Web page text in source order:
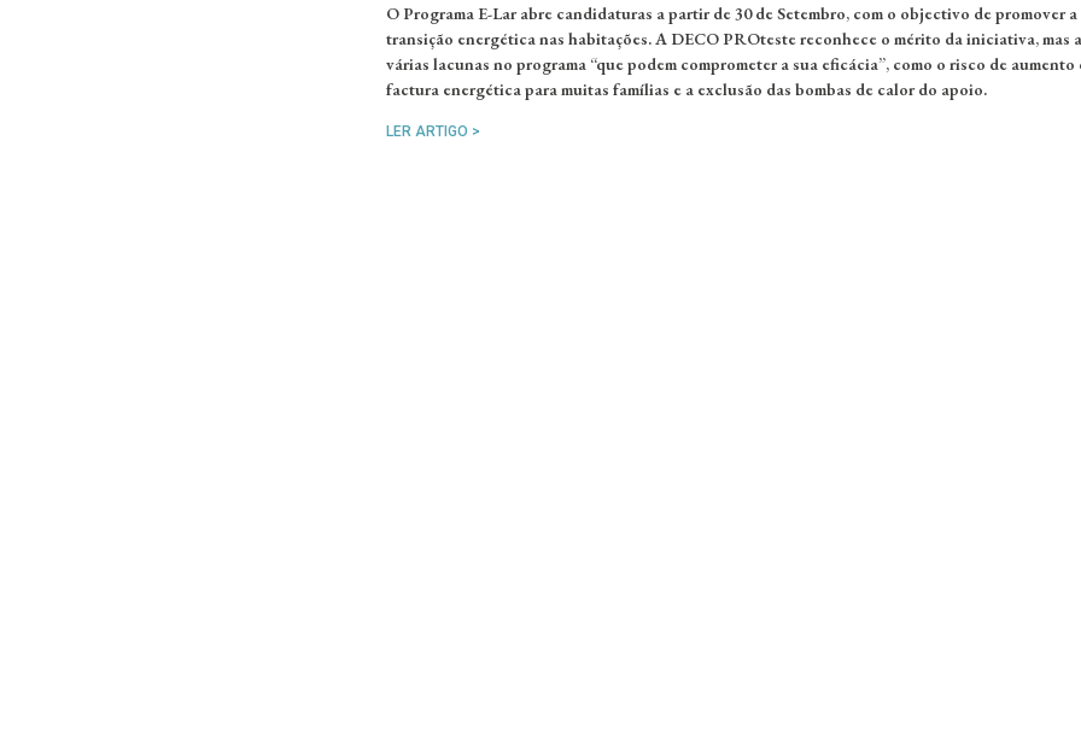
O Programa E-Lar abre candidaturas a partir de 30 de Setembro, com o objectivo de promover a
transição energética nas habitações. A DECO PROteste reconhece o mérito da iniciativa, mas
várias lacunas no programa “que podem comprometer a sua eficácia”, como o risco de aumento
factura energética para muitas famílias e a exclusão das bombas de calor do apoio.
LER ARTIGO >